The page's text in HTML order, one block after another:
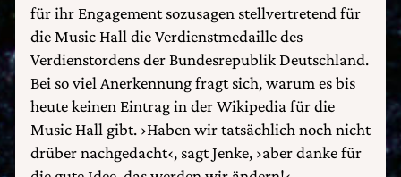
für ihr Engagement sozusagen stellvertretend für
die Music Hall die Verdienstmedaille des
Verdienstordens der Bundesrepublik Deutschland.
Bei so viel Anerkennung fragt sich, warum es bis
heute keinen Eintrag in der Wikipedia für die
Music Hall gibt. ›Haben wir tatsächlich noch nicht
drüber nachgedacht‹, sagt Jenke, ›aber danke für